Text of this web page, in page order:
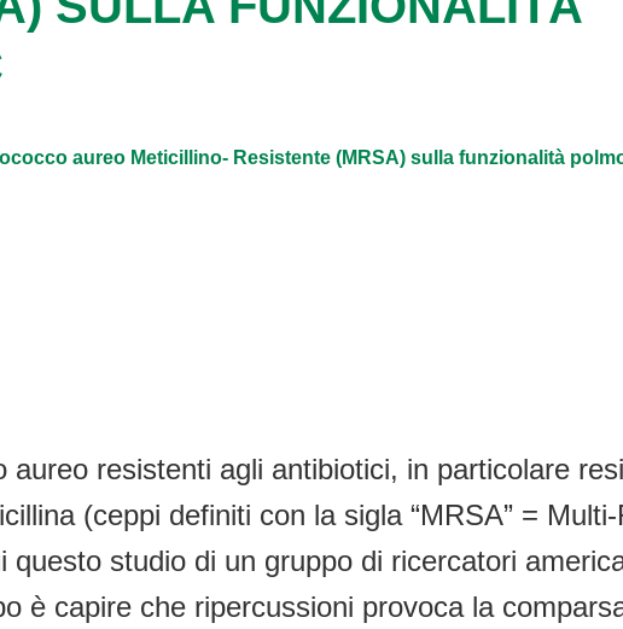
aureo Meticillino- Resistente (MRSA) sulla funzionalità
aureo resistenti agli antibiotici, in particolare
(ceppi definiti con la sigla “MRSA” =
studio di un gruppo di ricercatori
è capire che ripercussioni provoca la